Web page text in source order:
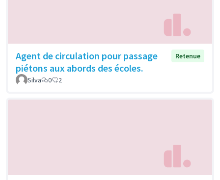
Agent de circulation pour passage
piétons aux abords des écoles.
Retenue
Silva 0 2